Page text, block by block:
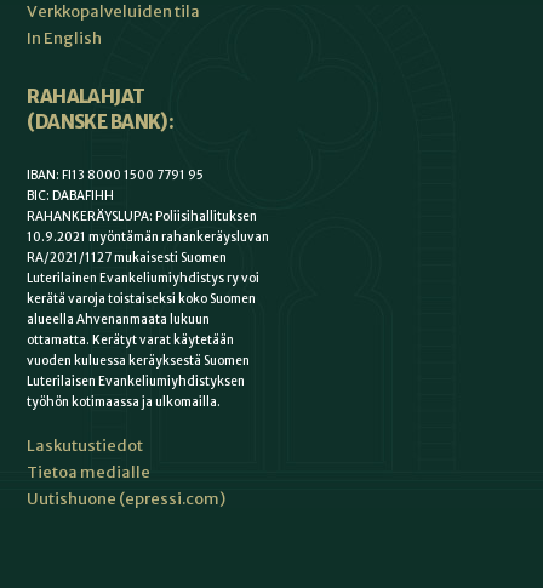
Verkkopalveluiden tila
In English
RAHALAHJAT
(DANSKE BANK):
IBAN: FI13 8000 1500 7791 95
BIC: DABAFIHH
RAHANKERÄYSLUPA: Poliisihallituksen
10.9.2021 myöntämän rahankeräysluvan
RA/2021/1127 mukaisesti Suomen
Luterilainen Evankeliumiyhdistys ry voi
kerätä varoja toistaiseksi koko Suomen
alueella Ahvenanmaata lukuun
ottamatta. Kerätyt varat käytetään
vuoden kuluessa keräyksestä Suomen
Luterilaisen Evankeliumiyhdistyksen
työhön kotimaassa ja ulkomailla.
Laskutustiedot
Tietoa medialle
Uutishuone (epressi.com)